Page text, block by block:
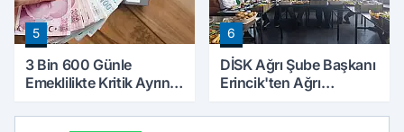
5
3 Bin 600 Günle
Emeklilikte Kritik Ayrıntı!
Hesabını Değiştirebilir
6
DİSK Ağrı Şube Başkanı
Erincik'ten Ağrı